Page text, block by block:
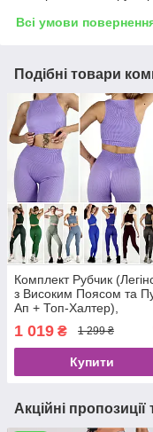
Всі умови
Подібні товари
Комплект Рубчик
з Високим Поясом та
Ап + Топ-Халтер),
Виробництво Україна
Кольорів)
1 019 ₴ 1 299 ₴
Купити
Акційні